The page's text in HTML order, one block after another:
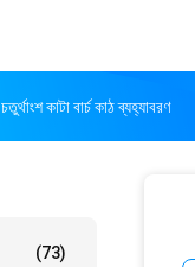
চতুর্থাংশ কাটা বার্চ কাঠ ব্যহ্যাবরণ
(73)